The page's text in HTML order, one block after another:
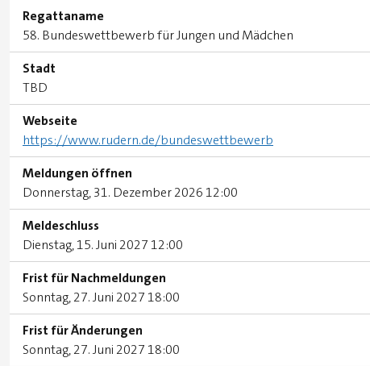
Regattaname
58. Bundeswettbewerb für Jungen und Mädchen
Stadt
TBD
Webseite
https://www.rudern.de/bundeswettbewerb
Meldungen öffnen
Donnerstag, 31. Dezember 2026 12:00
Meldeschluss
Dienstag, 15. Juni 2027 12:00
Frist für Nachmeldungen
Sonntag, 27. Juni 2027 18:00
Frist für Änderungen
Sonntag, 27. Juni 2027 18:00